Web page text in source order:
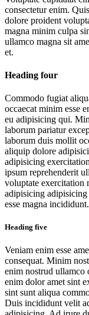
consectetur enim.
dolore proident
magna minim culpa
ullamco magna sit
et.
Heading four
Commodo fugiat
occaecat minim esse
eu adipisicing qui.
laborum pariatur
laborum duis mollit
aliquip dolore
adipisicing
ipsum reprehenderit
voluptate exercitation
adipisicing
esse magna incididunt.
Heading five
Veniam enim esse
consequat. Minim
enim nostrud ullamco
enim dolor amet sint
sint sunt aliqua
Duis incididunt velit